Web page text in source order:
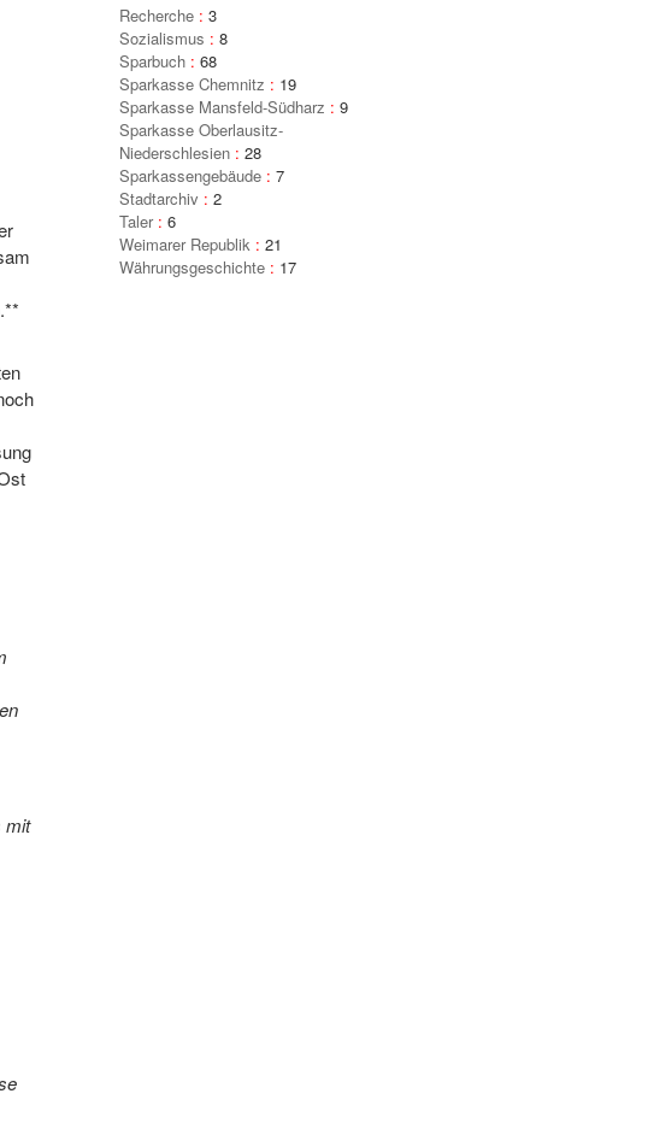
mit
Recherche: 3
Sozialismus : 8
Sparbuch: 68
Sparkasse Chemnitz : 19
Sparkasse Mansfeld-Südharz : 9
Sparkasse Oberlausitz-
Niederschlesien: 28
Sparkassengebäude: 7
Stadtarchiv : 2
Taler: 6
Weimarer Republik: 21
Währungsgeschichte: 17